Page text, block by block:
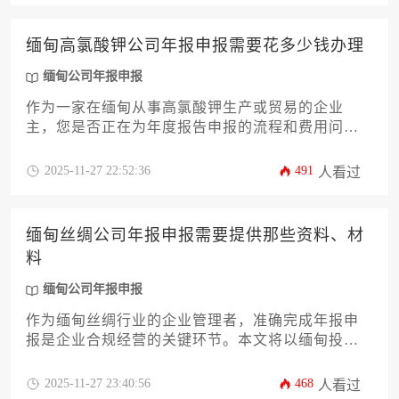
缅甸高氯酸钾公司年报申报需要花多少钱办理
缅甸公司年报申报
作为一家在缅甸从事高氯酸钾生产或贸易的企业
主，您是否正在为年度报告申报的流程和费用问题
全过程，特别是针对高氯酸钾这一特殊化工行业。
的申报策略，帮助您高效、合规地完成这项法定义
务，避免潜在的法律风险。
2025-11-27 22:52:36 491 人看过
缅甸丝绸公司年报申报需要提供那些资料、材
料
缅甸公司年报申报
作为缅甸丝绸行业的企业管理者，准确完成年报申
报是企业合规经营的关键环节。本文将以缅甸投资
缅甸公司年报申报所需的全套材料清单，涵盖基础
2025-11-27 23:40:56 468 人看过